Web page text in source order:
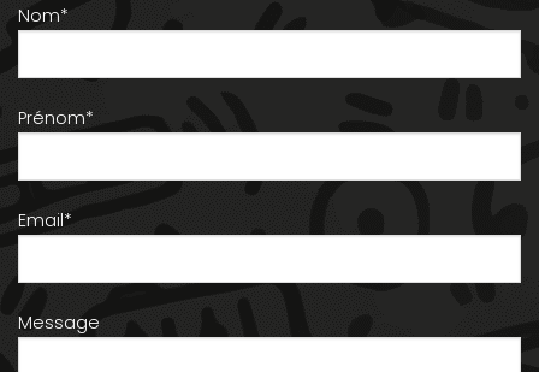
Nom*
Prénom*
Email*
Message